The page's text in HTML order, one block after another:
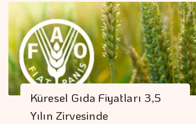
Küresel Gıda Fiyatları 3,5
Yılın Zirvesinde